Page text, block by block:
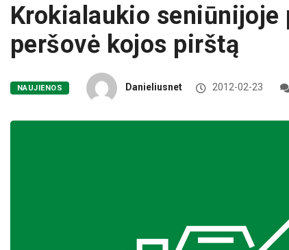
Krokialaukio
peršovė kojos pirštą
NAUJIENOS Danieliusnet 2012-02-23